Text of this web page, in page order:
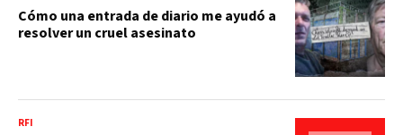
Cómo una entrada de diario me ayudó a
resolver un cruel asesinato
RFI